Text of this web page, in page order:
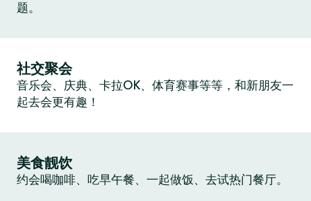
题。
社交聚会
音乐会、庆典、卡拉OK、体育赛事等等，和新朋友一
起去会更有趣！
美食靓饮
约会喝咖啡、吃早午餐、一起做饭、去试热门餐厅。